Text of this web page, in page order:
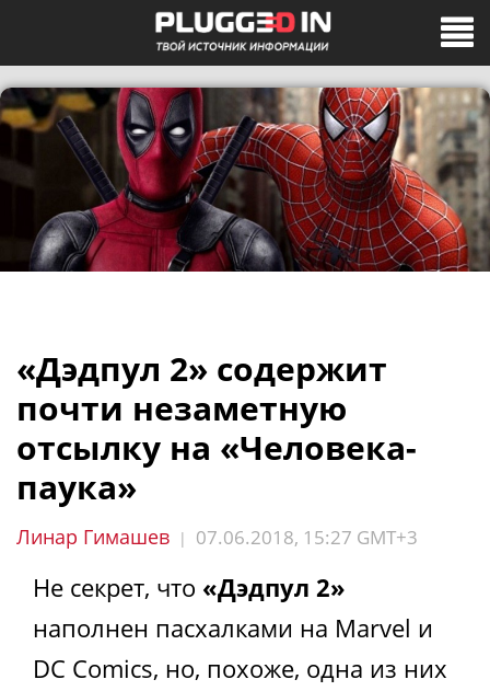
«Дэдпул 2» содержит
почти незаметную
отсылку на «Человека-
паука»
Линар Гимашев | 07.06.2018, 15:27 GMT+3
Не секрет, что «Дэдпул 2»
наполнен пасхалками на Marvel и
DC Comics, но, похоже, одна из них